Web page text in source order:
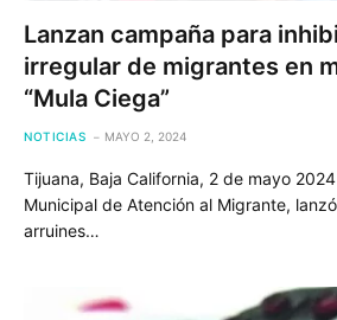
Lanzan campaña para
irregular de migrantes en
“Mula Ciega”
NOTICIAS MAYO 2, 2024
Tijuana, Baja California, 2 de mayo
Municipal de Atención al Migrante,
arruines…